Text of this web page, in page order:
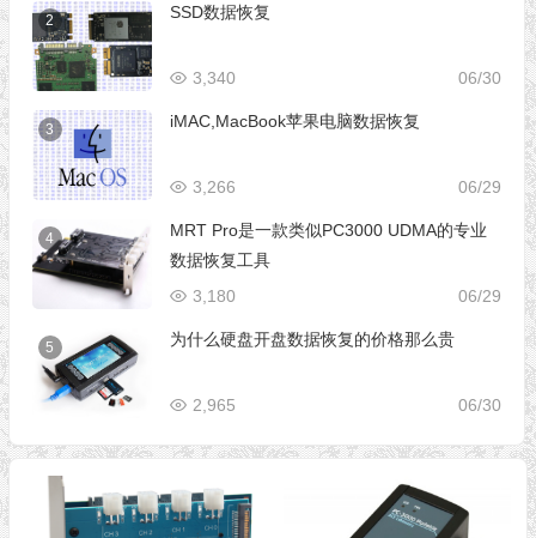
2 SSD数据恢复
06/30
3,340
3 iMAC,MacBook苹果电脑数据恢复
06/29
3,266
4
MRT Pro是一款类似PC3000 UDMA的专业
数据恢复工具
06/29
3,180
5 为什么硬盘开盘数据恢复的价格那么贵
06/30
2,965